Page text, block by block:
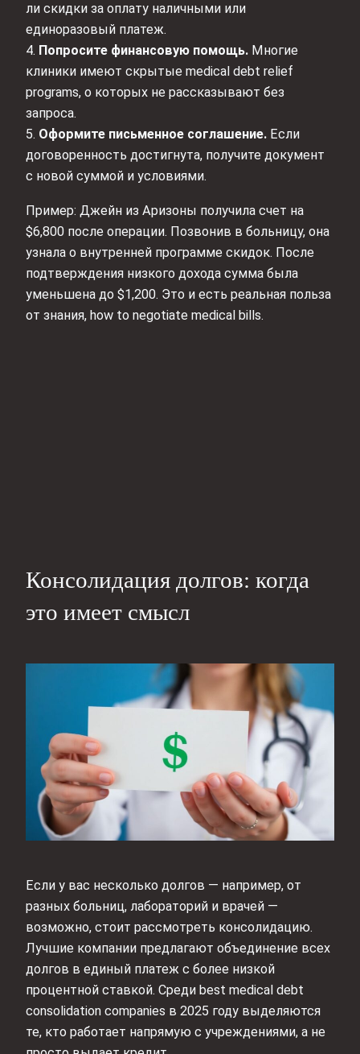
ли скидки за оплату наличными или
единоразовый платеж.
4. Попросите финансовую помощь. Многие
клиники имеют скрытые medical debt relief
programs, о которых не рассказывают без
запроса.
5. Оформите письменное соглашение. Если
договоренность достигнута, получите документ
с новой суммой и условиями.
Пример: Джейн из Аризоны получила счет на
$6,800 после операции. Позвонив в больницу, она
узнала о внутренней программе скидок. После
подтверждения низкого дохода сумма была
уменьшена до $1,200. Это и есть реальная польза
от знания, how to negotiate medical bills.
Консолидация долгов: когда
это имеет смысл
Если у вас несколько долгов — например, от
разных больниц, лабораторий и врачей —
возможно, стоит рассмотреть консолидацию.
Лучшие компании предлагают объединение всех
долгов в единый платеж с более низкой
процентной ставкой. Среди best medical debt
consolidation companies в 2025 году выделяются
те, кто работает напрямую с учреждениями, а не